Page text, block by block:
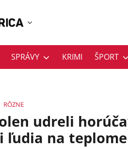
SPRÁVY KRIMI ŠPORT
RÔZNE
udreli
ľudia na